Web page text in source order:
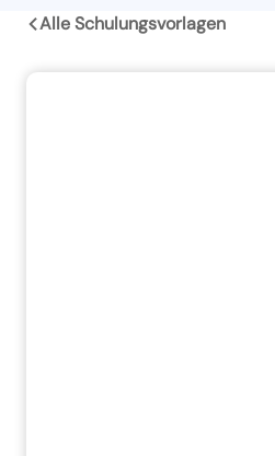
Alle Schulungsvorlagen